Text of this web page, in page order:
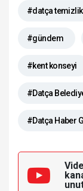
#datça temizlik
#gündem
#kent konseyi
#Datça
#Datça Haber